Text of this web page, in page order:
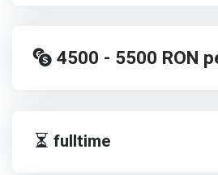
4500 - 5500 RON
fulltime